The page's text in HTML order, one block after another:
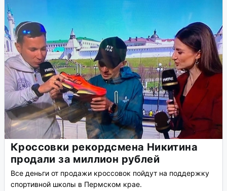
Кроссовки рекордсмена Никитина
продали за миллион рублей
Все деньги от продажи кроссовок пойдут на поддержку
спортивной школы в Пермском крае.